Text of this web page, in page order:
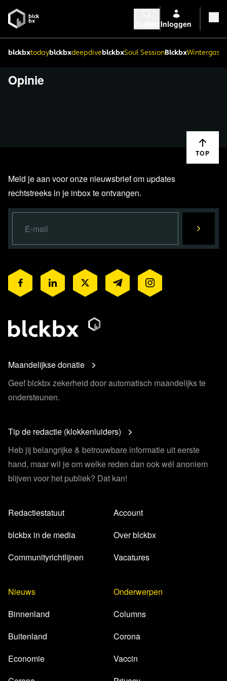
Inloggen
blckbxtodayblckbxdeepdiveblckbxSoul SessionBlckbx
Opinie
TOP
Meld je aan voor onze nieuwsbrief om updates
rechtstreeks in je inbox te ontvangen.
Maandelijkse donatie
Geef blckbx zekerheid door automatisch maandelijks te
ondersteunen.
Tip de redactie (klokkenluiders)
Heb jij belangrijke & betrouwbare informatie uit eerste
hand, maar wil je om welke reden dan ook wél anoniem
blijven voor het publiek? Dat kan!
Redactiestatuut
blckbx in de media
Communityrichtlijnen
Account
Over blckbx
Vacatures
Nieuws
Binnenland
Buitenland
Economie
Onderwerpen
Columns
Corona
Vaccin